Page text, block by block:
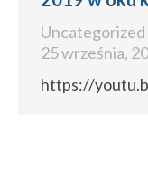
Uncategorized
25 września,
https://